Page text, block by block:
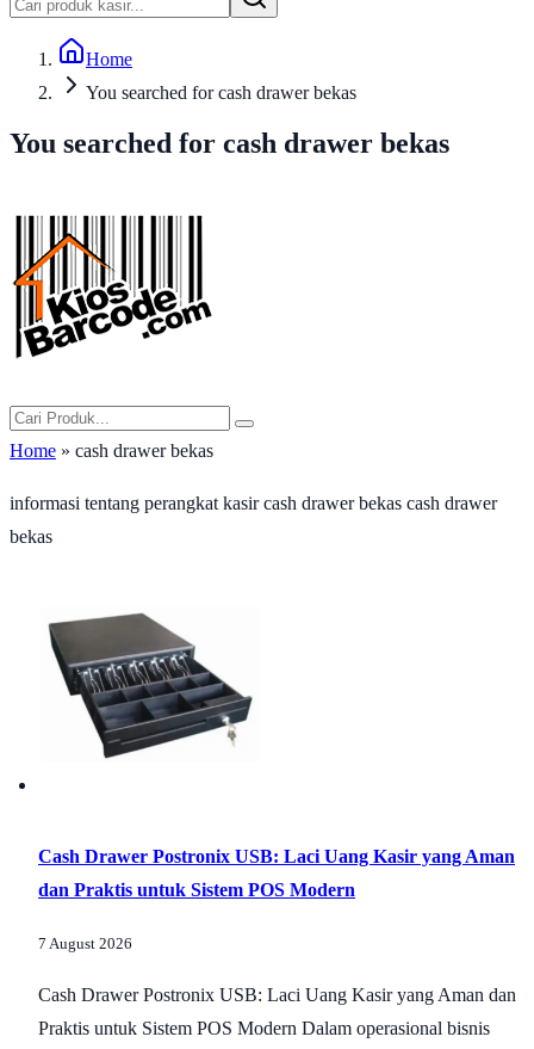
Home
You searched for cash drawer bekas
You searched for cash drawer bekas
Home » cash drawer bekas
informasi tentang perangkat kasir cash drawer bekas cash drawer
bekas
Cash Drawer Postronix USB: Laci Uang Kasir yang Aman
dan Praktis untuk Sistem POS Modern
7 August 2026
Cash Drawer Postronix USB: Laci Uang Kasir yang Aman dan
Praktis untuk Sistem POS Modern Dalam operasional bisnis